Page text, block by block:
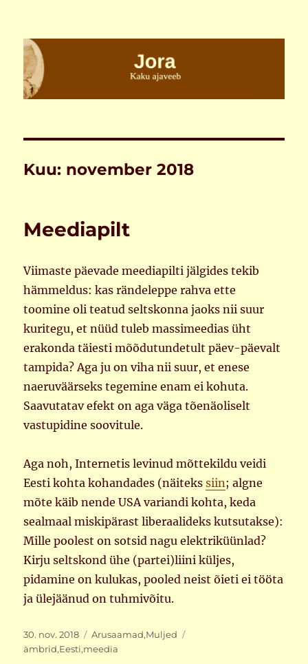
Jora
Kuu: november 2018
Meediapilt
Viimaste päevade meediapilti jälgides tekib
hämmeldus: kas rändeleppe rahva ette
toomine oli teatud seltskonna jaoks nii suur
kuritegu, et nüüd tuleb massimeedias üht
erakonda täiesti mõõdutundetult päev-päevalt
tampida? Aga ju on viha nii suur, et enese
naeruväärseks tegemine enam ei kohuta.
Saavutatav efekt on aga väga tõenäoliselt
vastupidine soovitule.
Aga noh, Internetis levinud mõttekildu veidi
Eesti kohta kohandades (näitekssiin; algne
mõte käib nende USA variandi kohta, keda
sealmaal miskipärast liberaalideks kutsutakse):
Mille poolest on sotsid nagu elektriküünlad?
Kirju seltskond ühe (partei)liini küljes,
pidamine on kulukas, pooled neist õieti ei tööta
ja ülejäänud on tuhmivõitu.
Postitatud
30. nov. 2018 Rubriigid
Arusaamad,Muljed
ämbrid,Eesti,meedia